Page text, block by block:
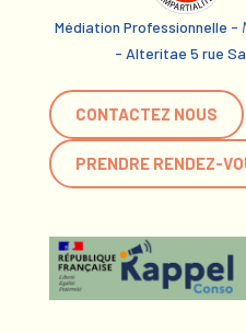
Médiation Professionnelle -
- Alteritae 5 rue
CONTACTEZ NOUS
PRENDRE RENDEZ-